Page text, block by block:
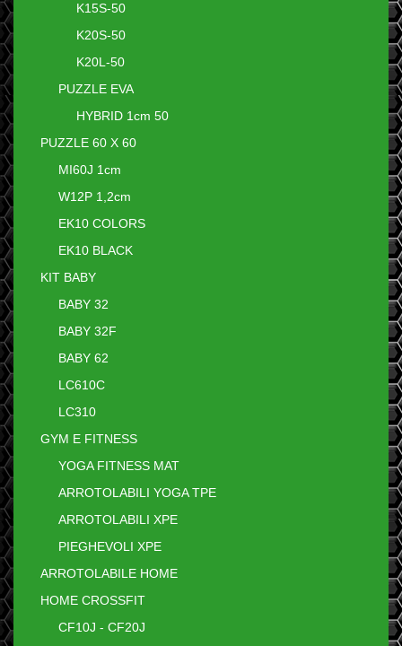
K15S-50
K20S-50
K20L-50
PUZZLE EVA
HYBRID 1cm 50
PUZZLE 60 X 60
MI60J 1cm
W12P 1,2cm
EK10 COLORS
EK10 BLACK
KIT BABY
BABY 32
BABY 32F
BABY 62
LC610C
LC310
GYM E FITNESS
YOGA FITNESS MAT
ARROTOLABILI YOGA TPE
ARROTOLABILI XPE
PIEGHEVOLI XPE
ARROTOLABILE HOME
HOME CROSSFIT
CF10J - CF20J